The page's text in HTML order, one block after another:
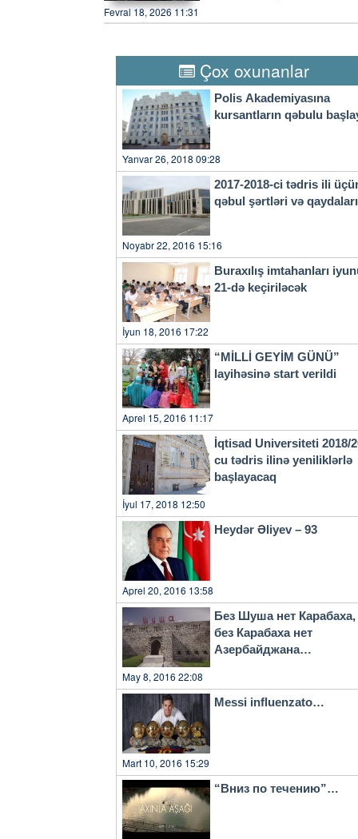
böyük dəniz
Fevral 18, 2026 11:31
Çox oxunanlar
Polis Akademiyasına
kursantların qəbulu
Yanvar 26, 2018 09:28
2017-2018-ci tədris ili
qəbul şərtləri və
Noyabr 22, 2016 15:16
Buraxılış imtahanları
21-də keçiriləcək
İyun 18, 2016 17:22
“MİLLİ GEYİM GÜNÜ”
layihəsinə start verildi
Aprel 15, 2016 11:17
İqtisad Universiteti 2018/
cu tədris ilinə yeniliklərlə
başlayacaq
İyul 17, 2018 12:50
Heydər Əliyev – 93
Aprel 20, 2016 13:58
Без Шуша нет Карабаха,
без Карабаха нет
Азербайджана…
May 8, 2016 22:08
Messi influenzato…
Mart 10, 2016 15:29
“Вниз по течению”…